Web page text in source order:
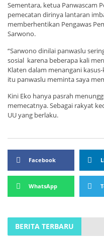
Sementara, ketua Panwascam
pemecatan dirinya lantaran
memberhentikan Pengawas
Sarwono.
“Sarwono dinilai panwaslu
sosial karena beberapa kali
Klaten dalam menangani
itu panwaslu meminta saya
Kini Eko hanya pasrah
memecatnya. Sebagai rakyat
UU yang berlaku.
Facebook
WhatsApp
BERITA TERBARU